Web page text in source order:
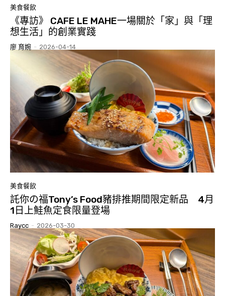
美食餐飲
《專訪》 CAFE LE MAHE一場關於「家」與「理
想生活」的創業實踐
廖 育婉 - 2026-04-14
美食餐飲
託你の福Tony’s Food豬排推期間限定新品 4月
1日上鮭魚定食限量登場
Raycc - 2026-03-30